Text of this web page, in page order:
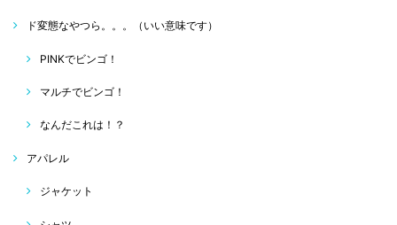
ド変態なやつら。。。（いい意味です）
PINKでビンゴ！
マルチでビンゴ！
なんだこれは！？
アパレル
ジャケット